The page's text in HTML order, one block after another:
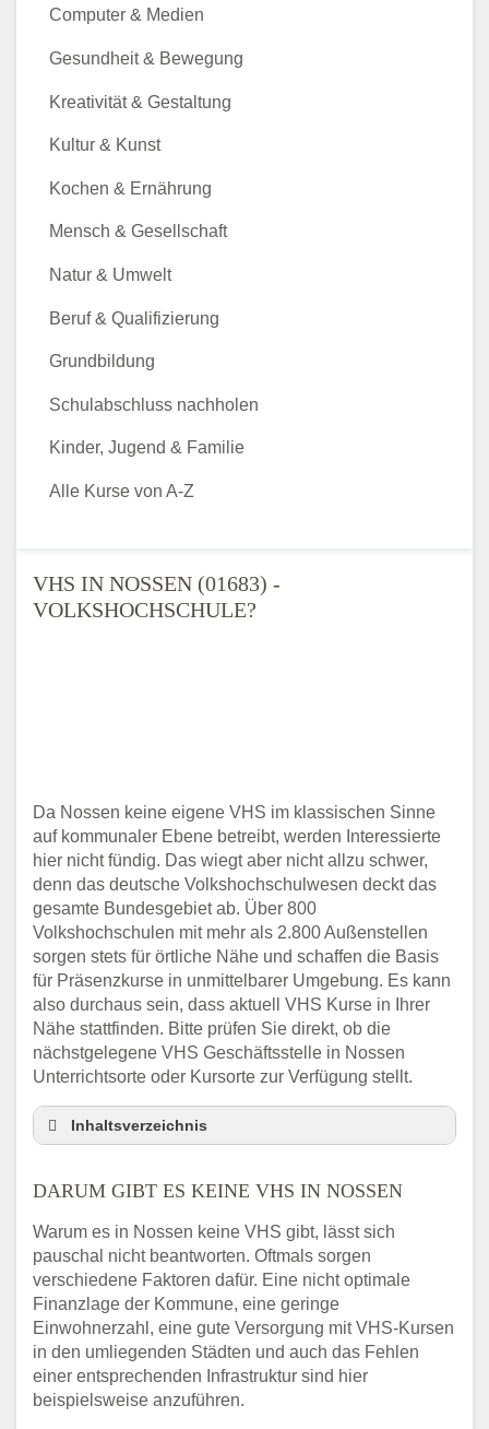
VHS IN NOSSEN (01683) -
VOLKSHOCHSCHULE?
Da Nossen keine eigene VHS im klassischen Sinne
auf kommunaler Ebene betreibt, werden Interessierte
hier nicht fündig. Das wiegt aber nicht allzu schwer,
denn das deutsche Volkshochschulwesen deckt das
gesamte Bundesgebiet ab. Über 800
Volkshochschulen mit mehr als 2.800 Außenstellen
sorgen stets für örtliche Nähe und schaffen die Basis
für Präsenzkurse in unmittelbarer Umgebung. Es kann
also durchaus sein, dass aktuell VHS Kurse in Ihrer
Nähe stattfinden. Bitte prüfen Sie direkt, ob die
nächstgelegene VHS Geschäftsstelle in Nossen
Unterrichtsorte oder Kursorte zur Verfügung stellt.
Inhaltsverzeichnis
3 schnelle Tipps
Nossen VHS-Kurse in Ihrer Nähe
Abendschule in der Region rund um Nossen
VHS steht für Erwachsenenbildung
Online-Kurse: Alternative Angebote zum
VHS-Kurs
Vor- und Nachteile von Online-Kursen
DARUM GIBT ES KEINE VHS IN NOSSEN
Warum es in Nossen keine VHS gibt, lässt sich
pauschal nicht beantworten. Oftmals sorgen
verschiedene Faktoren dafür. Eine nicht optimale
Finanzlage der Kommune, eine geringe
Einwohnerzahl, eine gute Versorgung mit VHS-Kursen
in den umliegenden Städten und auch das Fehlen
einer entsprechenden Infrastruktur sind hier
beispielsweise anzuführen.
Computer & Medien
Gesundheit & Bewegung
Kreativität & Gestaltung
Kultur & Kunst
Kochen & Ernährung
Mensch & Gesellschaft
Natur & Umwelt
Beruf & Qualifizierung
Grundbildung
Schulabschluss nachholen
Kinder, Jugend & Familie
Alle Kurse von A-Z